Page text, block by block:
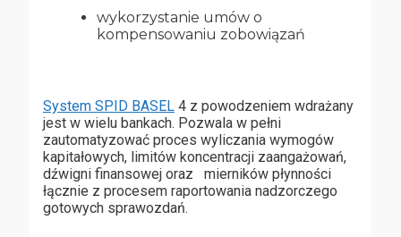
wykorzystanie umów o
kompensowaniu zobowiązań
System SPID BASEL 4 z powodzeniem wdrażany
jest w wielu bankach. Pozwala w pełni
zautomatyzować proces wyliczania wymogów
kapitałowych, limitów koncentracji zaangażowań,
dźwigni finansowej oraz mierników płynności
łącznie z procesem raportowania nadzorczego
gotowych sprawozdań.